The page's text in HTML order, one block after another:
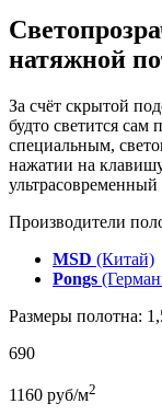
натяжной
За счёт скрытой
будто светится сам
специальным,
нажатии на
ультрасовременный
Производители
MSD (Китай)
Pongs
Размеры полотна:
690
1160 руб/м2